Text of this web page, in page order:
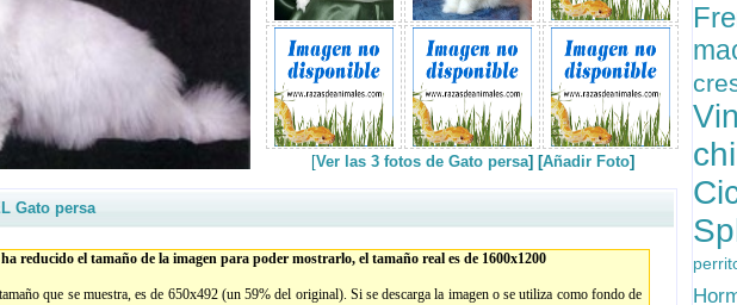
[Ver las 3 fotos de Gato persa] [Añadir Foto]
Gato persa
ha reducido el tamaño de la imagen para poder mostrarlo, el tamaño real es de 1600x1200
que se muestra, es de 650x492 (un 59% del original). Si se descarga la imagen o se utiliza como fondo de